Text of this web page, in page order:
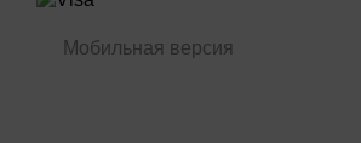
Мобильная версия